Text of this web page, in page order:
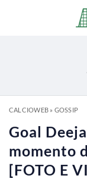
CALCIOWEB» GOSSIP
Goal
momento
[FOTO E